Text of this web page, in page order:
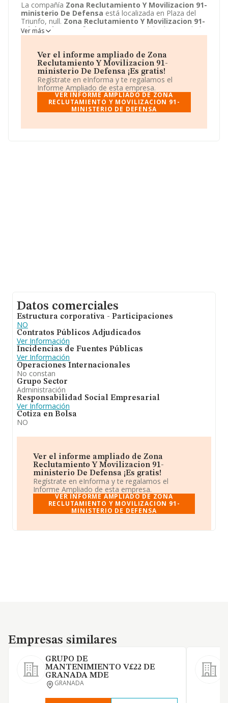
La compañía Zona Reclutamiento Y Movilizacion 91-
ministerio De Defensa está localizada en Plaza del
Triunfo, null. Zona Reclutamiento Y Movilizacion 91-
ministerio De Defensa
tiene un modelo de sociedad
Organismo de la administración central.
Ver más
Ver el informe ampliado de Zona
Reclutamiento Y Movilizacion 91-
ministerio De Defensa ¡Es gratis!
Regístrate en eInforma y te regalamos el
Informe Ampliado de esta empresa.
VER INFORME AMPLIADO DE ZONA
RECLUTAMIENTO Y MOVILIZACION 91-
MINISTERIO DE DEFENSA
Datos comerciales
Estructura corporativa - Participaciones
NO
Contratos Públicos Adjudicados
Ver Información
Incidencias de Fuentes Públicas
Ver Información
Operaciones Internacionales
No constan
Grupo Sector
Administración
Responsabilidad Social Empresarial
Ver Información
Cotiza en Bolsa
NO
Ver el informe ampliado de Zona
Reclutamiento Y Movilizacion 91-
ministerio De Defensa ¡Es gratis!
Regístrate en eInforma y te regalamos el
Informe Ampliado de esta empresa.
VER INFORME AMPLIADO DE ZONA
RECLUTAMIENTO Y MOVILIZACION 91-
MINISTERIO DE DEFENSA
Empresas similares
Empresas similares
GRUPO DE
MANTENIMIENTO V£22 DE
GRANADA MDE
GRANADA